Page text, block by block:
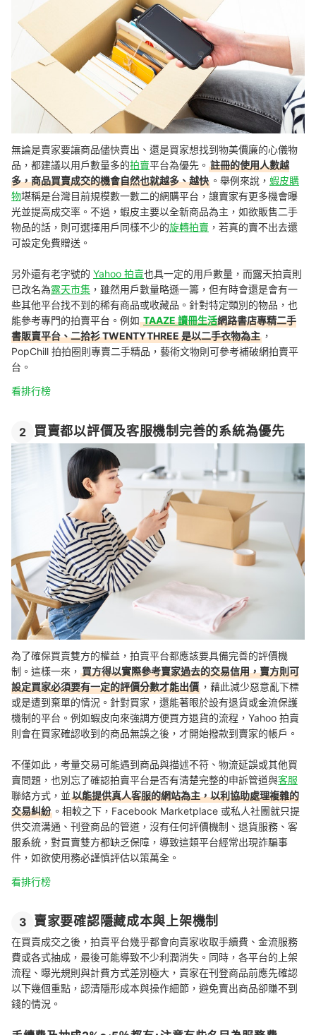
無論是賣家要讓商品儘快賣出、還是買家想找到物美價廉的心儀物
品，都建議以用戶數量多的拍賣平台為優先。 註冊的使用人數越
多，商品買賣成交的機會自然也就越多、越快 。舉例來說， 蝦皮購
物堪稱是台灣目前規模數一數二的網購平台，讓賣家有更多機會曝
光並提高成交率。不過，蝦皮主要以全新商品為主，如欲販售二手
物品的話，則可選擇用戶同樣不少的旋轉拍賣 ，若真的賣不出去還
可設定免費贈送。
另外還有老字號的 Yahoo 拍賣也具一定的用戶數量，而露天拍賣則
已改名為露天市集 ，雖然用戶數量略遜一籌，但有時會還是會有一
些其他平台找不到的稀有商品或收藏品。針對特定類別的物品，也
能參考專門的拍賣平台。例如 TAAZE 讀冊生活網路書店專精二手
書販賣平台、二拾衫 TWENTYTHREE 是以二手衣物為主 ，
PopChill 拍拍圈則專賣二手精品，藝術文物則可參考補破網拍賣平
台。
看排行榜
2 買賣都以評價及客服機制完善的系統為優先
為了確保買賣雙方的權益，拍賣平台都應該要具備完善的評價機
制。這樣一來， 買方得以實際參考賣家過去的交易信用，賣方則可
設定買家必須要有一定的評價分數才能出價 ，藉此減少惡意亂下標
或是遭到棄單的情況。針對買家，還能著眼於設有退貨或金流保護
機制的平台。例如蝦皮向來強調方便買方退貨的流程，Yahoo 拍賣
則會在買家確認收到的商品無誤之後，才開始撥款到賣家的帳戶。
不僅如此，考量交易可能遇到商品與描述不符、物流延誤或其他買
賣問題，也別忘了確認拍賣平台是否有清楚完整的申訴管道與客服
聯絡方式，並以能提供真人客服的網站為主，以利協助處理複雜的
交易糾紛 。相較之下，Facebook Marketplace 或私人社團就只提
供交流溝通、刊登商品的管道，沒有任何評價機制、退貨服務、客
服系統，對買賣雙方都缺乏保障，導致這類平台經常出現詐騙事
件，如欲使用務必謹慎評估以策萬全。
看排行榜
3 賣家要確認隱藏成本與上架機制
在買賣成交之後，拍賣平台幾乎都會向賣家收取手續費、金流服務
費或各式抽成，最後可能導致不少利潤消失。同時，各平台的上架
流程、曝光規則與計費方式差別極大，賣家在刊登商品前應先確認
以下幾個重點，認清隱形成本與操作細節，避免賣出商品卻賺不到
錢的情況。